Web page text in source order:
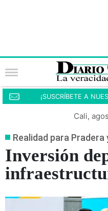
¡SUSCRÍBETE A
Cali,
Realidad para Pradera
Inversión